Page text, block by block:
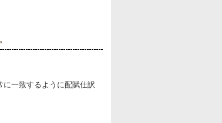
一致するように配賦仕訳